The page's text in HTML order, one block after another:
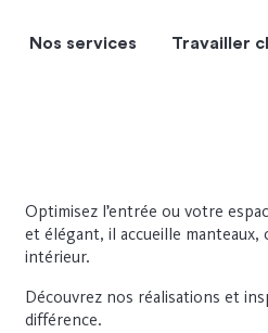
Nos services Travailler
Optimisez l’entrée ou votre
et élégant, il accueille
intérieur.
Découvrez nos réalisations et
différence.